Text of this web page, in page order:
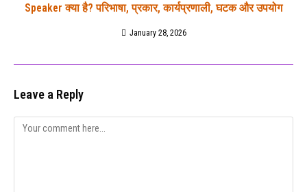
Speaker क्या है? परिभाषा, प्रकार, कार्यप्रणाली, घटक और उपयोग
January 28, 2026
Leave a Reply